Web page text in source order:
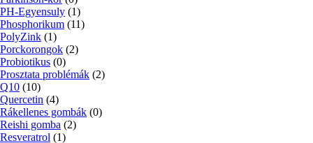
PH-Egyensuly (1)
Phosphorikum (11)
PolyZink (1)
Porckorongok (2)
Probiotikus (0)
Prosztata problémák (2)
Q10 (10)
Quercetin (4)
Rákellenes gombák (0)
Reishi gomba (2)
Resveratrol (1)